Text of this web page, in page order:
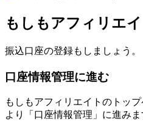
もしもアフィリエ
振込口座の登録もしましょう。
口座情報管理に進む
もしもアフィリエイトのトッ
より「口座情報管理」に進みま